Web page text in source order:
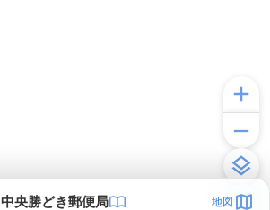
中央勝どき郵便局 地図